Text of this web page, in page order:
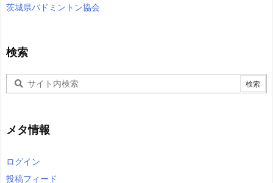
茨城県バドミントン協会
検索
メタ情報
ログイン
投稿フィード